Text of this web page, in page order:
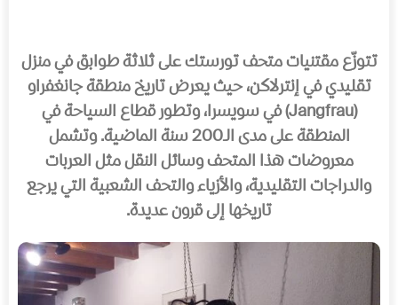
تتوزّع مقتنيات متحف تورستك على ثلاثة طوابق في منزل
تقليدي في إنترلاكن، حيث يعرض تاريخ منطقة جانغفراو
(Jangfrau) في سويسرا، وتطور قطاع السياحة في
المنطقة على مدى الـ200 سنة الماضية. وتشمل
معروضات هذا المتحف وسائل النقل مثل العربات
والدراجات التقليدية، والأزياء والتحف الشعبية التي يرجع
تاريخها إلى قرون عديدة.